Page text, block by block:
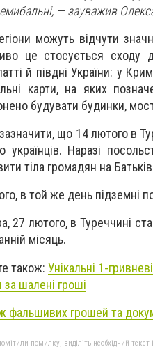
— зауважив
можуть відчути
це стосується сходу
й півдні України: у
карти, на яких
будувати будинки,
що 14 лютого в
українців. Наразі
тіла громадян на
в той же день підземні
27 лютого, в Туреччині
місяць.
також:Унікальні 1-
за шалені гроші
фальшивих грошей та
помилку, виділіть необхідний